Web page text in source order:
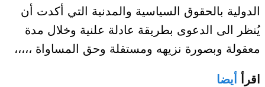
الدولية بالحقوق السياسية والمدنية التي أكدت أن
يُنظر الى الدعوى بطريقة عادلة علنية وخلال مدة
معقولة وبصورة نزيهه ومستقلة وحق المساواة ،،،،،
اقرأ أيضا